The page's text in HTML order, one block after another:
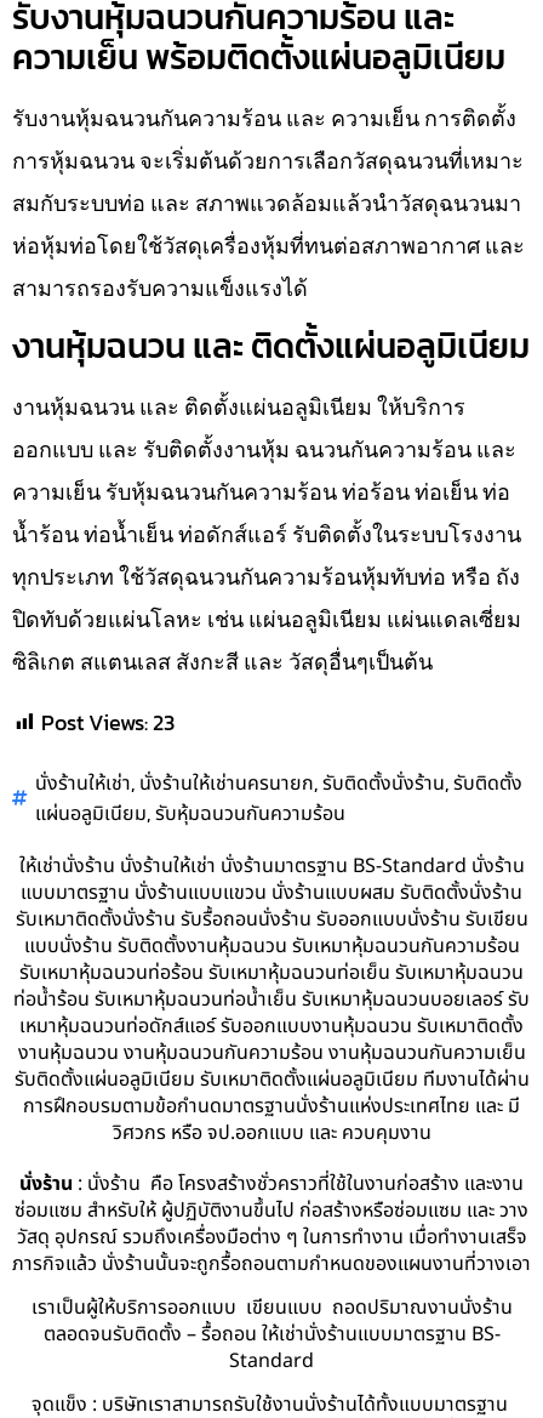
รับงานหุ้มฉนวนกันความร้อน และ
ความเย็น พร้อมติดตั้งแผ่นอลูมิเนียม
รับงานหุ้มฉนวนกันความร้อน และ ความเย็น การติดตั้ง
การหุ้มฉนวน จะเริ่มต้นด้วยการเลือกวัสดุฉนวนที่เหมาะ
สมกับระบบท่อ และ สภาพแวดล้อมแล้วนำวัสดุฉนวนมา
ห่อหุ้มท่อโดยใช้วัสดุเครื่องหุ้มที่ทนต่อสภาพอากาศ และ
สามารถรองรับความแข็งแรงได้
งานหุ้มฉนวน และ ติดตั้งแผ่นอลูมิเนียม
งานหุ้มฉนวน และ ติดตั้งแผ่นอลูมิเนียม ให้บริการ
ออกแบบ และ รับติดตั้งงานหุ้ม ฉนวนกันความร้อน และ
ความเย็น รับหุ้มฉนวนกันความร้อน ท่อร้อน ท่อเย็น ท่อ
น้ำร้อน ท่อน้ำเย็น ท่อดักส์แอร์ รับติดตั้งในระบบโรงงาน
ทุกประเภท ใช้วัสดุฉนวนกันความร้อนหุ้มทับท่อ หรือ ถัง
ปิดทับด้วยแผ่นโลหะ เช่น แผ่นอลูมิเนียม แผ่นแดลเซี่ยม
ซิลิเกต สแตนเลส สังกะสี และ วัสดุอื่นๆเป็นต้น
Post Views:23
นั่งร้านให้เช่า, นั่งร้านให้เช่านครนายก,รับติดตั้งนั่งร้าน,รับติดตั้ง
แผ่นอลูมิเนียม,รับหุ้มฉนวนกันความร้อน
ให้เช่านั่งร้าน นั่งร้านให้เช่า นั่งร้านมาตรฐาน BS-Standard นั่งร้าน
แบบมาตรฐาน นั่งร้านแบบแขวน นั่งร้านแบบผสม รับติดตั้งนั่งร้าน
รับเหมาติดตั้งนั่งร้าน รับรื้อถอนนั่งร้าน รับออกแบบนั่งร้าน รับเขียน
แบบนั่งร้าน รับติดตั้งงานหุ้มฉนวน รับเหมาหุ้มฉนวนกันความร้อน
รับเหมาหุ้มฉนวนท่อร้อน รับเหมาหุ้มฉนวนท่อเย็น รับเหมาหุ้มฉนวน
ท่อน้ำร้อน รับเหมาหุ้มฉนวนท่อน้ำเย็น รับเหมาหุ้มฉนวนบอยเลอร์ รับ
เหมาหุ้มฉนวนท่อดักส์แอร์ รับออกแบบงานหุ้มฉนวน รับเหมาติดตั้ง
งานหุ้มฉนวน งานหุ้มฉนวนกันความร้อน งานหุ้มฉนวนกันความเย็น
รับติดตั้งแผ่นอลูมิเนียม รับเหมาติดตั้งแผ่นอลูมิเนียม ทีมงานได้ผ่าน
การฝึกอบรมตามข้อกำนดมาตรฐานนั่งร้านแห่งประเทศไทย และ มี
วิศวกร หรือ จป.ออกแบบ และ ควบคุมงาน
นั่งร้าน : นั่งร้าน คือ โครงสร้างชั่วคราวที่ใช้ในงานก่อสร้าง และงาน
ซ่อมแซม สำหรับให้ ผู้ปฏิบัติงานขึ้นไป ก่อสร้างหรือซ่อมแซม และ วาง
วัสดุ อุปกรณ์ รวมถึงเครื่องมือต่าง ๆ ในการทำงาน เมื่อทำงานเสร็จ
ภารกิจแล้ว นั่งร้านนั้นจะถูกรื้อถอนตามกำหนดของแผนงานที่วางเอา
เราเป็นผู้ให้บริการออกแบบ เขียนแบบ ถอดปริมาณงานนั่งร้าน
ตลอดจนรับติดตั้ง – รื้อถอน ให้เช่านั่งร้านแบบมาตรฐาน BS-
Standard
จุดแข็ง : บริษัทเราสามารถรับใช้งานนั่งร้านได้ทั้งแบบมาตรฐาน